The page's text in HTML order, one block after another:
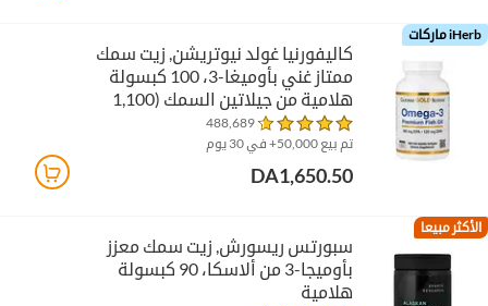
iHerb ماركات
كاليفورنيا غولد نيوتريشن‏, زيت سمك
ممتاز غني بأوميغا-3، 100 كبسولة
هلامية من جيلاتين السمك (1,100
ملجم لكل كبسولة هلامية)
488,689
تم بيع 50,000+ في 30 يوم
DA1,650.50
الأكثر مبيعا
سبورتس ريسورش‏, زيت سمك معزز
بأوميجا-3 من ألاسكا، 90 كبسولة
هلامية